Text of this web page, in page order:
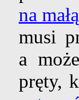
na małą
musi
a
pręty,